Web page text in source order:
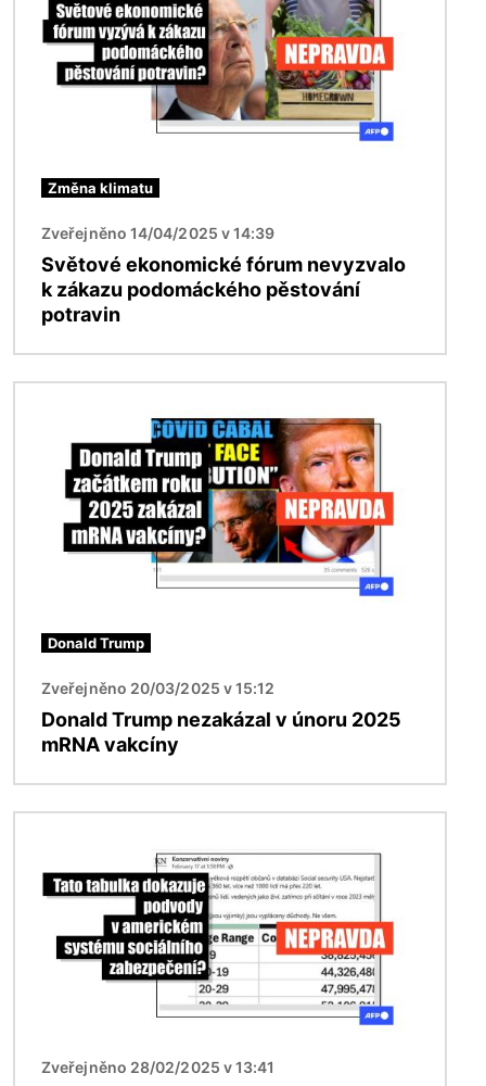
Změna klimatu
Zveřejněno 14/04/2025 v 14:39
Světové ekonomické fórum nevyzvalo
k zákazu podomáckého pěstování
potravin
Donald Trump
Zveřejněno 20/03/2025 v 15:12
Donald Trump nezakázal v únoru 2025
mRNA vakcíny
Zveřejněno 28/02/2025 v 13:41